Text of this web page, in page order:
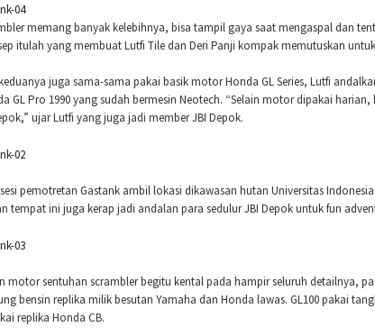
memang banyak kelebihnya, bisa tampil gaya saat mengaspal dan
itulah yang membuat Lutfi Tile dan Deri Panji kompak memutuskan
juga sama-sama pakai basik motor Honda GL Series, Lutfi
GL Pro 1990 yang sudah bermesin Neotech. “Selain motor dipakai
ujar Lutfi yang juga jadi member JBI Depok.
pemotretan Gastank ambil lokasi dikawasan hutan Universitas
tempat ini juga kerap jadi andalan para sedulur JBI Depok untuk fun
motor sentuhan scrambler begitu kental pada hampir seluruh detailnya,
bensin replika milik besutan Yamaha dan Honda lawas. GL100 pakai
replika Honda CB.